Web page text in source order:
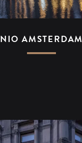
NIO AMSTERDAM